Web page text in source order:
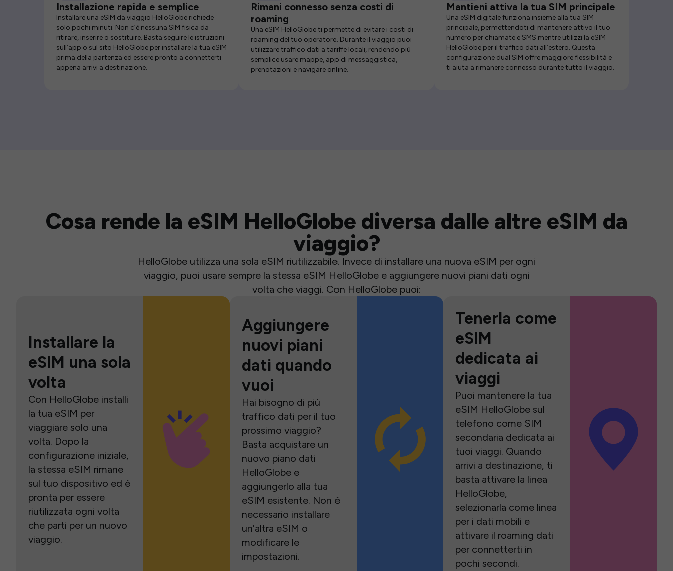
Installazione rapida e semplice
Installare una eSIM da viaggio HelloGlobe richiede
solo pochi minuti. Non c’è nessuna SIM fisica da
ritirare, inserire o sostituire. Basta seguire le istruzioni
sull’app o sul sito HelloGlobe per installare la tua eSIM
prima della partenza ed essere pronto a connetterti
appena arrivi a destinazione.
Rimani connesso senza costi di
roaming
Una eSIM HelloGlobe ti permette di evitare i costi di
roaming del tuo operatore. Durante il viaggio puoi
utilizzare traffico dati a tariffe locali, rendendo più
semplice usare mappe, app di messaggistica,
prenotazioni e navigare online.
Mantieni attiva la tua SIM principale
Una eSIM digitale funziona insieme alla tua SIM
principale, permettendoti di mantenere attivo il tuo
numero per chiamate e SMS mentre utilizzi la eSIM
HelloGlobe per il traffico dati all’estero. Questa
configurazione dual SIM offre maggiore flessibilità e
ti aiuta a rimanere connesso durante tutto il viaggio.
Cosa rende la eSIM HelloGlobe diversa dalle altre eSIM da
viaggio?
HelloGlobe utilizza una sola eSIM riutilizzabile. Invece di installare una nuova eSIM per ogni
viaggio, puoi usare sempre la stessa eSIM HelloGlobe e aggiungere nuovi piani dati ogni
volta che viaggi. Con HelloGlobe puoi:
Installare la
eSIM una sola
volta
Con HelloGlobe installi
la tua eSIM per
viaggiare solo una
volta. Dopo la
configurazione iniziale,
la stessa eSIM rimane
sul tuo dispositivo ed è
pronta per essere
riutilizzata ogni volta
che parti per un nuovo
viaggio.
Aggiungere
nuovi piani
dati quando
vuoi
Hai bisogno di più
traffico dati per il tuo
prossimo viaggio?
Basta acquistare un
nuovo piano dati
HelloGlobe e
aggiungerlo alla tua
eSIM esistente. Non è
necessario installare
un’altra eSIM o
modificare le
impostazioni.
Tenerla come
eSIM
dedicata ai
viaggi
Puoi mantenere la tua
eSIM HelloGlobe sul
telefono come SIM
secondaria dedicata ai
tuoi viaggi. Quando
arrivi a destinazione, ti
basta attivare la linea
HelloGlobe,
selezionarla come linea
per i dati mobili e
attivare il roaming dati
per connetterti in
pochi secondi.